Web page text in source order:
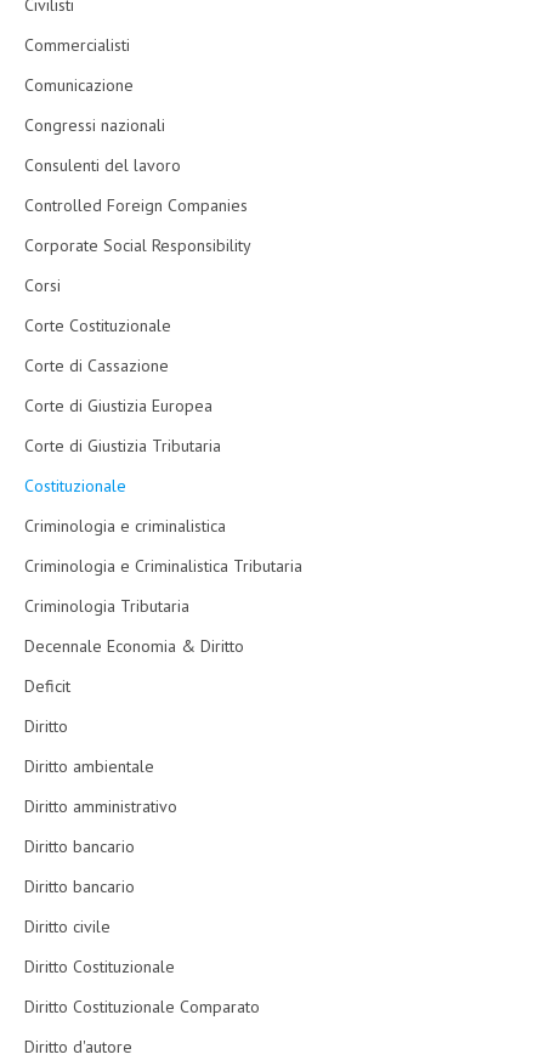
Civilisti
Commercialisti
Comunicazione
Congressi nazionali
Consulenti del lavoro
Controlled Foreign Companies
Corporate Social Responsibility
Corsi
Corte Costituzionale
Corte di Cassazione
Corte di Giustizia Europea
Corte di Giustizia Tributaria
Costituzionale
Criminologia e criminalistica
Criminologia e Criminalistica Tributaria
Criminologia Tributaria
Decennale Economia & Diritto
Deficit
Diritto
Diritto ambientale
Diritto amministrativo
Diritto bancario
Diritto bancario
Diritto civile
Diritto Costituzionale
Diritto Costituzionale Comparato
Diritto d'autore